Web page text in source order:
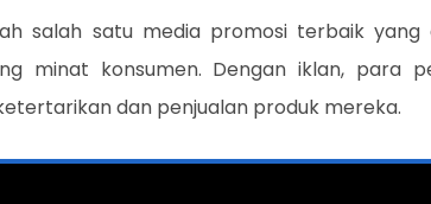
salah satu media promosi terbaik yang
minat konsumen. Dengan iklan, para
dan penjualan produk mereka.